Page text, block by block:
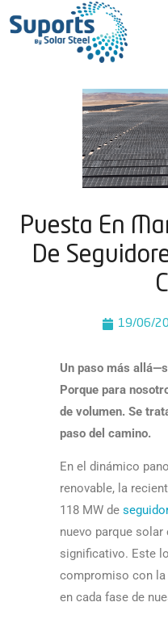
Puesta En
De
19/06/
Un paso más
Porque para
de volumen. Se
paso del camino.
En el dinámico
renovable, la
118 MW de
nuevo parque solar
significativo. Este
compromiso con la
en cada fase de